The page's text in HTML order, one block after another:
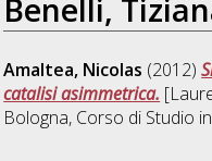
Benelli,
Amaltea, Nicolas (2012)
catalisi asimmetrica.
Bologna, Corso di Studio in